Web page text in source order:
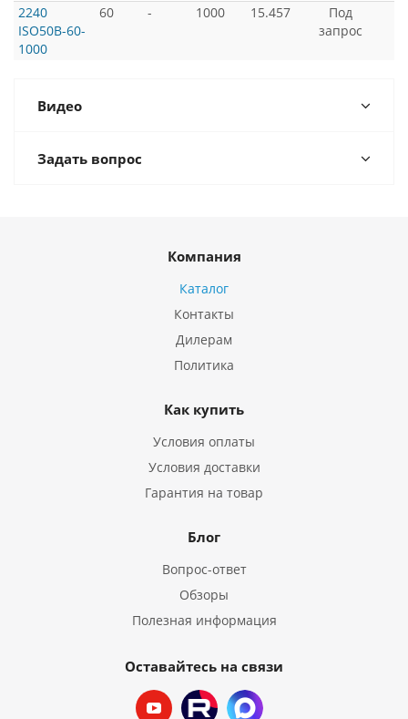
2240
ISO50B-60-
1000
60 - 1000 15.457
Под
запрос
Видео
Задать вопрос
Компания
Каталог
Контакты
Дилерам
Политика
Как купить
Условия оплаты
Условия доставки
Гарантия на товар
Блог
Вопрос-ответ
Обзоры
Полезная информация
Оставайтесь на связи